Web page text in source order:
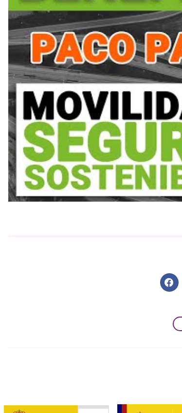
La instalación de dispositivos de medición de
vehículos más limpios, realizar un
del transporte sobre el entorno.
Y todo ello comienza con la educación vial y
de los sistemas de control y aplicar los
conducción, más limpia, segura y solidaria.
La protección del medio ambiente en el
conocimiento, concienciación y formación
instalación de radares de emisiones y la
puede construir una movilidad